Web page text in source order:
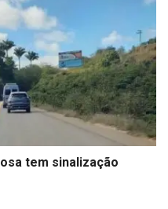
tem sinalização